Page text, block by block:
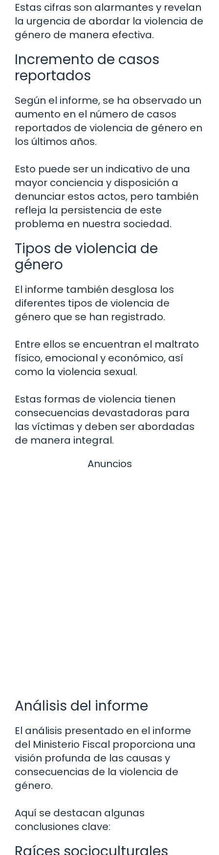
Estas cifras son alarmantes y revelan
la urgencia de abordar la violencia de
género de manera efectiva.
Incremento de casos
reportados
Según el informe, se ha observado un
aumento en el número de casos
reportados de violencia de género en
los últimos años.
Esto puede ser un indicativo de una
mayor conciencia y disposición a
denunciar estos actos, pero también
refleja la persistencia de este
problema en nuestra sociedad.
Tipos de violencia de
género
El informe también desglosa los
diferentes tipos de violencia de
género que se han registrado.
Entre ellos se encuentran el maltrato
físico, emocional y económico, así
como la violencia sexual.
Estas formas de violencia tienen
consecuencias devastadoras para
las víctimas y deben ser abordadas
de manera integral.
Anuncios
Análisis del informe
El análisis presentado en el informe
del Ministerio Fiscal proporciona una
visión profunda de las causas y
consecuencias de la violencia de
género.
Aquí se destacan algunas
conclusiones clave:
Raíces socioculturales